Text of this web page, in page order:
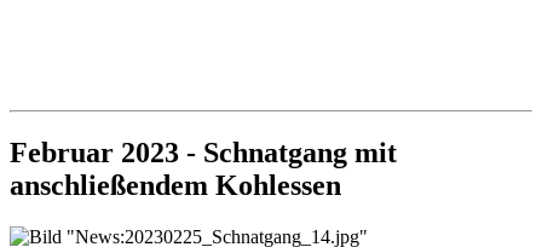
Februar 2023 - Schnatgang mit
anschließendem Kohlessen